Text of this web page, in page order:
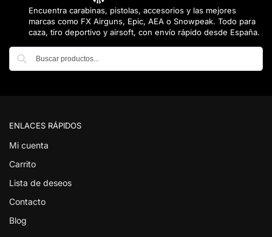
Encuentra carabinas, pistolas, accesorios y las mejores
marcas como FX Airguns, Epic, AEA o Snowpeak. Todo para
caza, tiro deportivo y airsoft, con envío rápido desde España.
ENLACES RÁPIDOS
Mi cuenta
Carrito
Lista de deseos
Contacto
Blog